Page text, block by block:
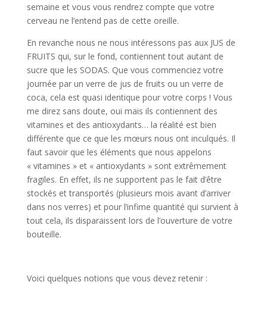
semaine et vous vous rendrez compte que votre
cerveau ne l’entend pas de cette oreille.
En revanche nous ne nous intéressons pas aux JUS de
FRUITS qui, sur le fond, contiennent tout autant de
sucre que les SODAS. Que vous commenciez votre
journée par un verre de jus de fruits ou un verre de
coca, cela est quasi identique pour votre corps ! Vous
me direz sans doute, oui mais ils contiennent des
vitamines et des antioxydants… la réalité est bien
différente que ce que les mœurs nous ont inculqués. Il
faut savoir que les éléments que nous appelons
« vitamines » et « antioxydants » sont extrêmement
fragiles. En effet, ils ne supportent pas le fait d’être
stockés et transportés (plusieurs mois avant d’arriver
dans nos verres) et pour l’infime quantité qui survient à
tout cela, ils disparaissent lors de l’ouverture de votre
bouteille.
Voici quelques notions que vous devez retenir :